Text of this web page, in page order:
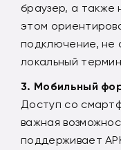
браузер, а также
этом
подключение, не
локальный
Мобильный
Доступ со
важная
поддерживает